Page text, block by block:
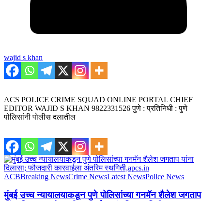
wajid s khan
ACS POLICE CRIME SQUAD ONLINE PORTAL CHIEF
EDITOR WAJID S KHAN 9822331526 पुणे : प्रतिनिधी : पुणे
पोलिसांनी पोलीस दलातील
ACBBreaking NewsCrime NewsLatest NewsPolice News
मुंबई उच्च न्यायालयाकडून पुणे पोलिसांच्या गनमॅन शैलेश जगताप